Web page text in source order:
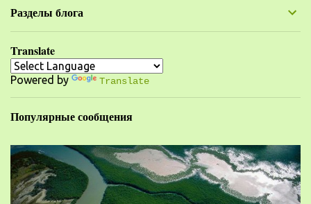
т
р
и
и
Разделы блога
Translate
Powered by Translate
Популярные сообщения